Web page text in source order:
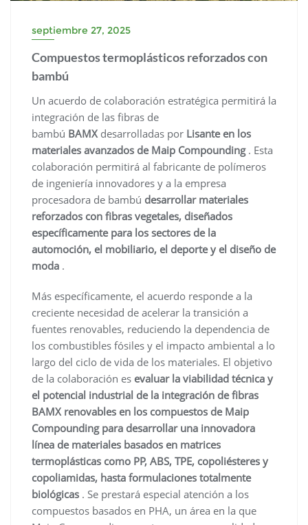
septiembre 27, 2025
Compuestos termoplásticos reforzados con
bambú
Un acuerdo de colaboración estratégica permitirá la
integración de las fibras de
bambú BAMX desarrolladas por Lisante en los
materiales avanzados de Maip Compounding. Esta
colaboración permitirá al fabricante de polímeros
de ingeniería innovadores y a la empresa
procesadora de bambú desarrollar materiales
reforzados con fibras vegetales, diseñados
específicamente para los sectores de la
automoción, el mobiliario, el deporte y el diseño de
moda .
Más específicamente, el acuerdo responde a la
creciente necesidad de acelerar la transición a
fuentes renovables, reduciendo la dependencia de
los combustibles fósiles y el impacto ambiental a lo
largo del ciclo de vida de los materiales. El objetivo
de la colaboración es evaluar la viabilidad técnica y
el potencial industrial de la integración de fibras
BAMX renovables en los compuestos de Maip
Compounding para desarrollar una innovadora
línea de materiales basados ​​en matrices
termoplásticas como PP, ABS, TPE, copoliésteres y
copoliamidas, hasta formulaciones totalmente
biológicas . Se prestará especial atención a los
compuestos basados ​​en PHA, un área en la que